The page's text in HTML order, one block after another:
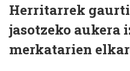
Herritarrek
jasotzeko aukera
merkatarien